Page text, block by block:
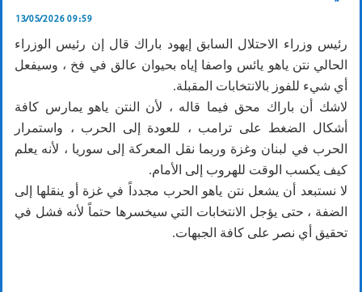
13/05/2026 09:59
رئيس وزراء الاحتلال السابق إيهود باراك قال إن رئيس الوزراء
الحالي نتن ياهو يائس واصفا إياه بحيوان عالق في فخ ، وسيفعل
أي شيء للفوز بالانتخابات المقبلة.
لاشك أن باراك محق فيما قاله ، لأن النتن ياهو يمارس كافة
أشكال الضغط على ترامب ، للعودة إلى الحرب ، واستمرار
الحرب في لبنان وغزة وربما نقل المعركة إلى سوريا ، لأنه يعلم
كيف يكسب الوقت للهروب إلى الأمام.
لا نستبعد أن يشعل نتن ياهو الحرب مجدداً في غزة أو ينقلها إلى
الضفة ، حتى يؤجل الانتخابات التي سيخسرها حتماً لأنه فشل في
تحقيق أي نصر على كافة الجبهات.